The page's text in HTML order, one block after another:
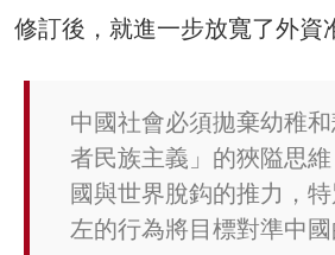
修訂後，就進一步放寬了外資
中國社會必須拋棄幼稚
者民族主義」的狹隘思
國與世界脫鈎的推力，
左的行為將目標對準中國